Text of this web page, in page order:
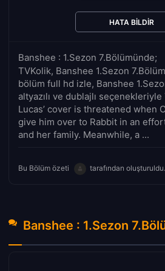
Banshee : 1.Sezon 7.Bölümünde;
TVKolik, Banshee 1.Sezon
bölüm full hd izle, Banshee
altyazılı ve dublajlı
Lucas’ cover is threatened when
give him over to Rabbit in an
and her family. Meanwhile, a ...
Bu Bölüm özeti tarafından oluşturuldu.
HATA BILDIR